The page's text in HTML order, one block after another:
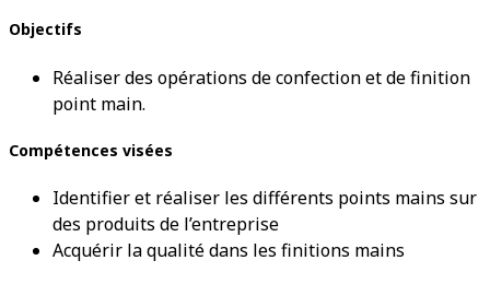
Objectifs
Réaliser des opérations de confection et de finition
point main.
Compétences visées
Identifier et réaliser les différents points mains sur
des produits de l’entreprise
Acquérir la qualité dans les finitions mains